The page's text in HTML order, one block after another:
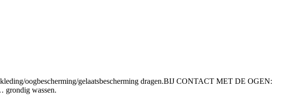
oogbescherming/gelaatsbescherming dragen.BIJ CONTACT MET DE OGEN:
grondig wassen.